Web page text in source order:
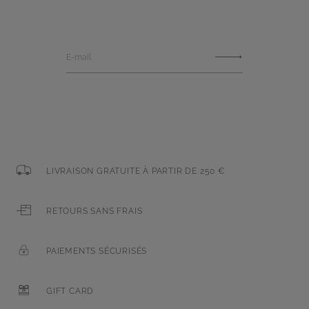
E-mail
LIVRAISON GRATUITE À PARTIR DE 250 €
RETOURS SANS FRAIS
PAIEMENTS SÉCURISÉS
GIFT CARD